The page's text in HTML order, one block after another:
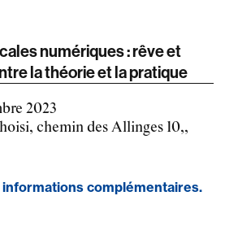
numériques : rêve et
la théorie et la pratique
2023
chemin des Allinges 10,,
complémentaires.